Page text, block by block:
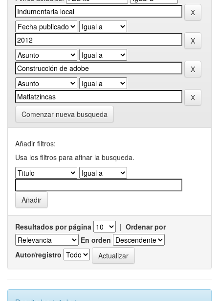
Comenzar nueva busqueda
Añadir filtros:
Usa los filtros para afinar la busqueda.
Resultados por página | Ordenar por
En orden
Autor/registro